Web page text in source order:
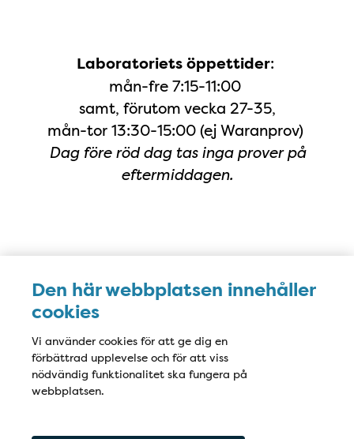
Den här webbplatsen innehåller
cookies
Vi använder cookies för att ge dig en
förbättrad upplevelse och för att viss
nödvändig funktionalitet ska fungera på
webbplatsen.
Laboratoriets öppettider:
mån-fre 7:15-11:00
samt, förutom vecka 27-35,
mån-tor 13:30-15:00 (ej Waranprov)
Dag före röd dag tas inga prover på
eftermiddagen.
Karta